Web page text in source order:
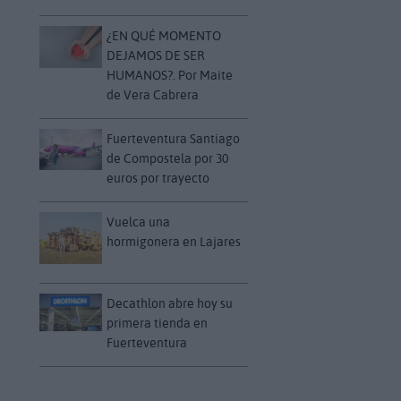
¿EN QUÉ MOMENTO
DEJAMOS DE SER
HUMANOS?. Por Maite
de Vera Cabrera
Fuerteventura Santiago
de Compostela por 30
euros por trayecto
Vuelca una
hormigonera en Lajares
Decathlon abre hoy su
primera tienda en
Fuerteventura